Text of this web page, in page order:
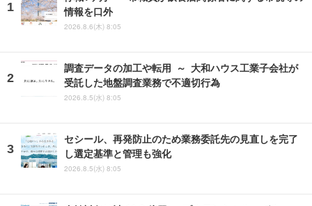
情報を口外
2026.8.6(木) 8:05
調査データの加工や転用 ～ 大和ハウス工業子会社が
受託した地盤調査業務で不適切行為
2026.8.5(水) 8:05
セシール、再発防止のため業務委託先の見直しを完了
し選定基準と管理も強化
2026.8.5(水) 8:05